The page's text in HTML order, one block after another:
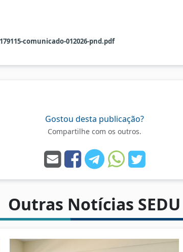
comunicado-012026-pnd.pdf
Gostou desta publicação?
Compartilhe com os outros.
Outras Notícias SEDU